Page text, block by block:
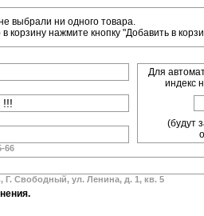
выбрали ни одного товара.
корзину нажмите кнопку "Добавить в
Для
индекс
(будут
66
Г. Свободный, ул. Ленина, д. 1, кв. 5